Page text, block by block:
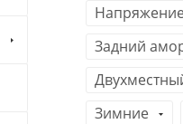
Задний
Зимние